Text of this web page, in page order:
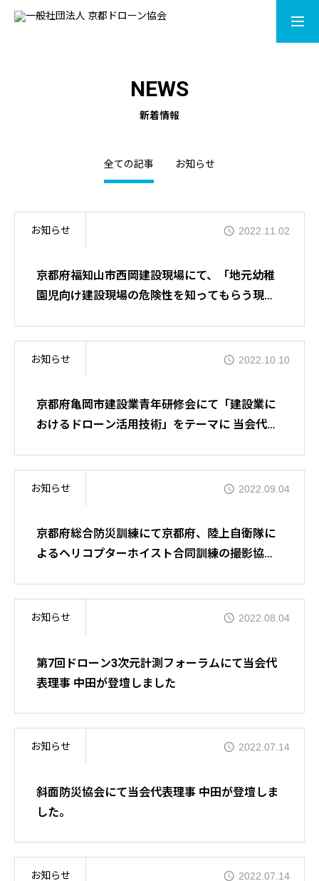
NEWS
新着情報
全ての記事 お知らせ
お知らせ 2022.11.02
京都府福知山市西岡建設現場にて、「地元幼稚
園児向け建設現場の危険性を知ってもらう現場
お知らせ 2022.10.10
京都府亀岡市建設業青年研修会にて「建設業に
おけるドローン活用技術」をテーマに 当会代表
お知らせ 2022.09.04
京都府総合防災訓練にて京都府、陸上自衛隊に
よるヘリコプターホイスト合同訓練の撮影協力
お知らせ 2022.08.04
第7回ドローン3次元計測フォーラムにて当会代
表理事 中田が登壇しました
お知らせ 2022.07.14
斜面防災協会にて当会代表理事 中田が登壇しま
した。
お知らせ 2022.07.14